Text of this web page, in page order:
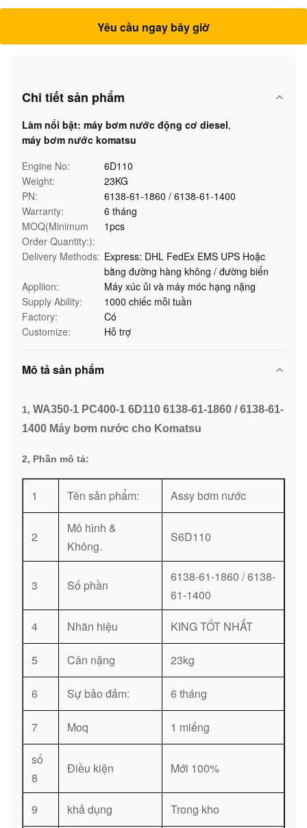
Yêu cầu ngay bây giờ
Chi tiết sản phẩm
Làm nổi bật: máy bơm nước động cơ diesel,
máy bơm nước komatsu
Engine No:
6D110
Weight:
23KG
PN:
6138-61-1860 / 6138-61-1400
Warranty:
6 tháng
MOQ(Minimum
Order Quantity:):
1pcs
Delivery Methods: Express: DHL FedEx EMS UPS Hoặc
bằng đường hàng không / đường biển
Appliion:
Máy xúc ủi và máy móc hạng nặng
Supply Ability:
1000 chiếc mỗi tuần
Factory:
Có
Customize:
Hỗ trợ
Mô tả sản phẩm
1, WA350-1 PC400-1 6D110 6138-61-1860 / 6138-61-
1400 Máy bơm nước cho Komatsu
2, Phần mô tả:
1 Tên sản phẩm: Assy bơm nước
2
Mô hình &
Không.
S6D110
3 Số phần
6138-61-1860 / 6138-
61-1400
4
Nhãn hiệu KING TỐT NHẤT
5 Cân nặng 23kg
6 Sự bảo đảm: 6 tháng
7 Moq 1 miếng
số
8
Điều kiện Mới 100%
9 khả dụng Trong kho